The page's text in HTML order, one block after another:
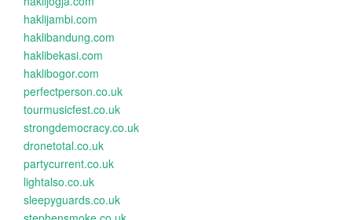
haklijambi.com
haklibandung.com
haklibekasi.com
haklibogor.com
perfectperson.co.uk
tourmusicfest.co.uk
strongdemocracy.co.uk
dronetotal.co.uk
partycurrent.co.uk
lightalso.co.uk
sleepyguards.co.uk